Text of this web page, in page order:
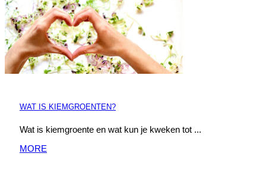
WAT IS KIEMGROENTEN?
Wat is kiemgroente en wat kun je kweken tot ...
MORE